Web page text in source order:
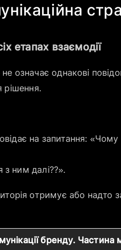
етапах взаємодії
означає однакові
рішення.
на запитання:
ним далі??».
отримує або надто
бренду. Частина